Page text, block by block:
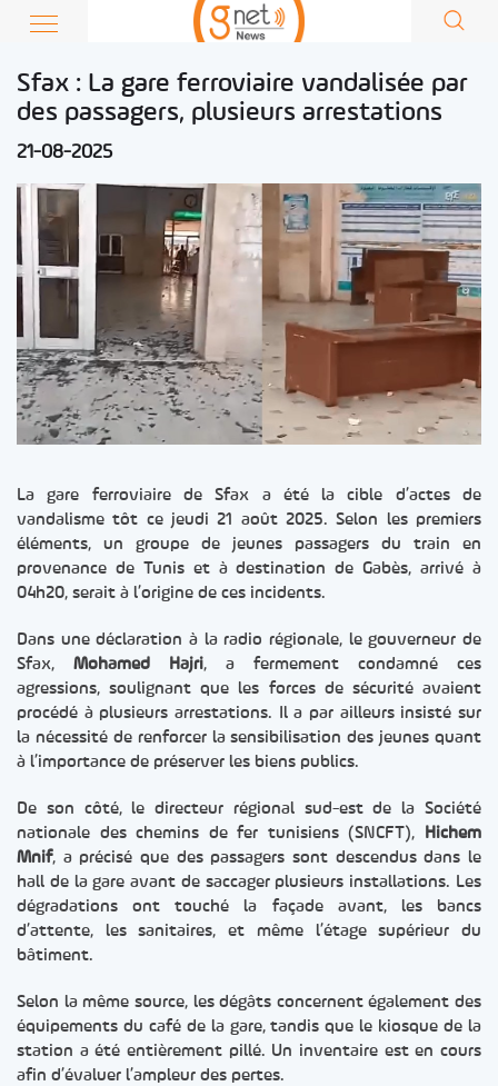
Sfax : La gare ferroviaire vandalisée par
des passagers, plusieurs arrestations
21-08-2025
La gare ferroviaire de Sfax a été la cible d’actes de
vandalisme tôt ce jeudi 21 août 2025. Selon les premiers
éléments, un groupe de jeunes passagers du train en
provenance de Tunis et à destination de Gabès, arrivé à
04h20, serait à l’origine de ces incidents.
Dans une déclaration à la radio régionale, le gouverneur de
Sfax, Mohamed Hajri, a fermement condamné ces
agressions, soulignant que les forces de sécurité avaient
procédé à plusieurs arrestations. Il a par ailleurs insisté sur
la nécessité de renforcer la sensibilisation des jeunes quant
à l’importance de préserver les biens publics.
De son côté, le directeur régional sud-est de la Société
nationale des chemins de fer tunisiens (SNCFT), Hichem
Mnif, a précisé que des passagers sont descendus dans le
hall de la gare avant de saccager plusieurs installations. Les
dégradations ont touché la façade avant, les bancs
d’attente, les sanitaires, et même l’étage supérieur du
bâtiment.
Selon la même source, les dégâts concernent également des
équipements du café de la gare, tandis que le kiosque de la
station a été entièrement pillé. Un inventaire est en cours
afin d’évaluer l’ampleur des pertes.